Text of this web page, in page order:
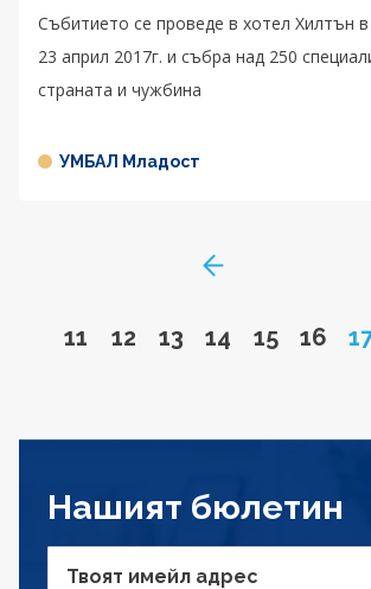
Събитието се проведе в хотел Хилтън
23 април 2017г. и събра над 250
страната и чужбина
УМБАЛ Младост
Go to page
11 Go to page
12 Go to page
13 Go to page
14 Go to
15 Go to
16
Нашият бюлетин
Твоят имейл адрес